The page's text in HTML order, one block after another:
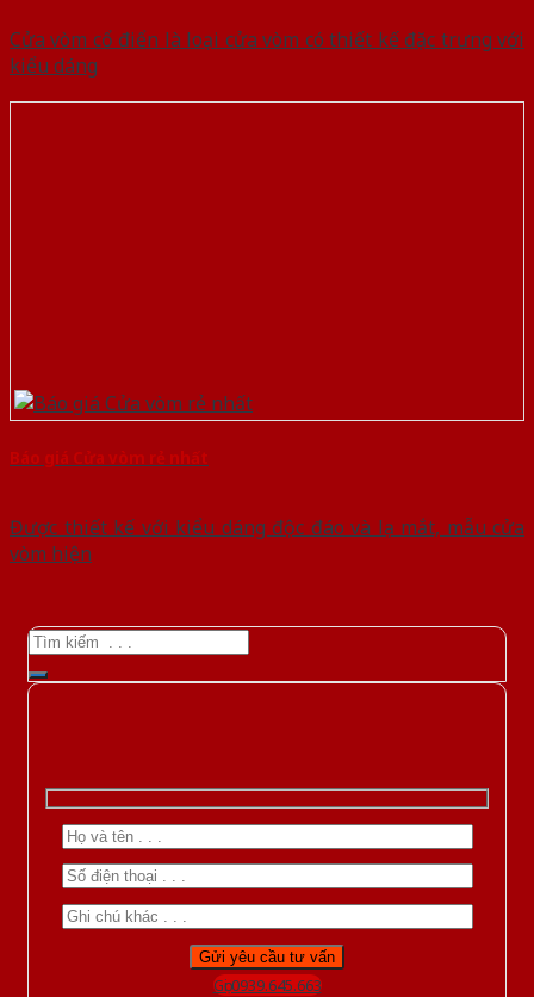
Cửa vòm cổ điển là loại cửa vòm có thiết kế đặc trưng với
kiểu dáng
Báo giá Cửa vòm rẻ nhất
Được thiết kế với kiểu dáng độc đáo và lạ mắt, mẫu cửa
vòm hiện
Gọi 0939.645.663